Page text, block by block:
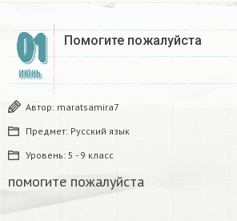
01
ИЮНЬ
Помогите пожалуйста ​
Автор: maratsamira7
Предмет: Русский язык
Уровень: 5 - 9 класс
помогите пожалуйста ​